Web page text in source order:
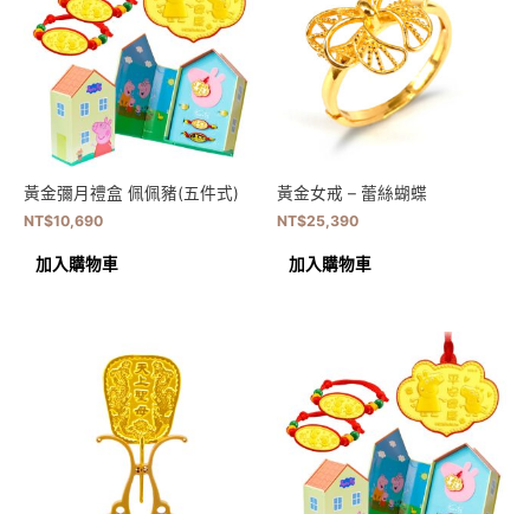
黃金彌月禮盒 佩佩豬(五件式)
NT$10,690
加入購物車
黃金女戒 – 蕾絲蝴蝶
NT$25,390
加入購物車